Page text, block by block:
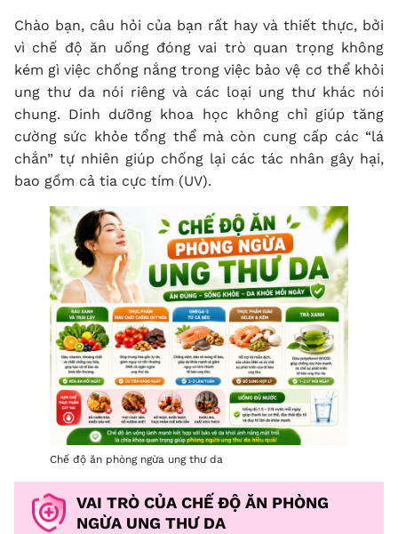
Chào bạn, câu hỏi của bạn rất hay và thiết thực, bởi
vì chế độ ăn uống đóng vai trò quan trọng không
kém gì việc chống nắng trong việc bảo vệ cơ thể khỏi
ung thư da nói riêng và các loại ung thư khác nói
chung. Dinh dưỡng khoa học không chỉ giúp tăng
cường sức khỏe tổng thể mà còn cung cấp các “lá
chắn” tự nhiên giúp chống lại các tác nhân gây hại,
bao gồm cả tia cực tím (UV).
Chế độ ăn phòng ngừa ung thư da
VAI TRÒ CỦA CHẾ ĐỘ ĂN PHÒNG
NGỪA UNG THƯ DA